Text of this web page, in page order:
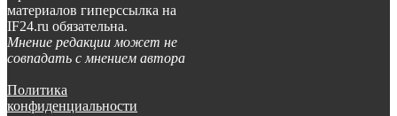
материалов гиперссылка на
IF24.ru обязательна.
Мнение редакции может не
совпадать с мнением автора
Политика
конфиденциальности